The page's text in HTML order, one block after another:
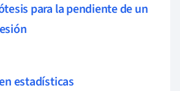
para la pendiente de un
estadísticas